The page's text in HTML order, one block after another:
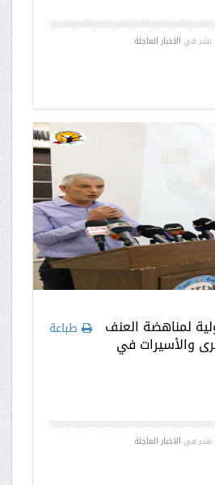
نشر في الاخبار العاجلة
طباعة لمناهضة العنف
والأسيرات في
نشر في الاخبار العاجلة